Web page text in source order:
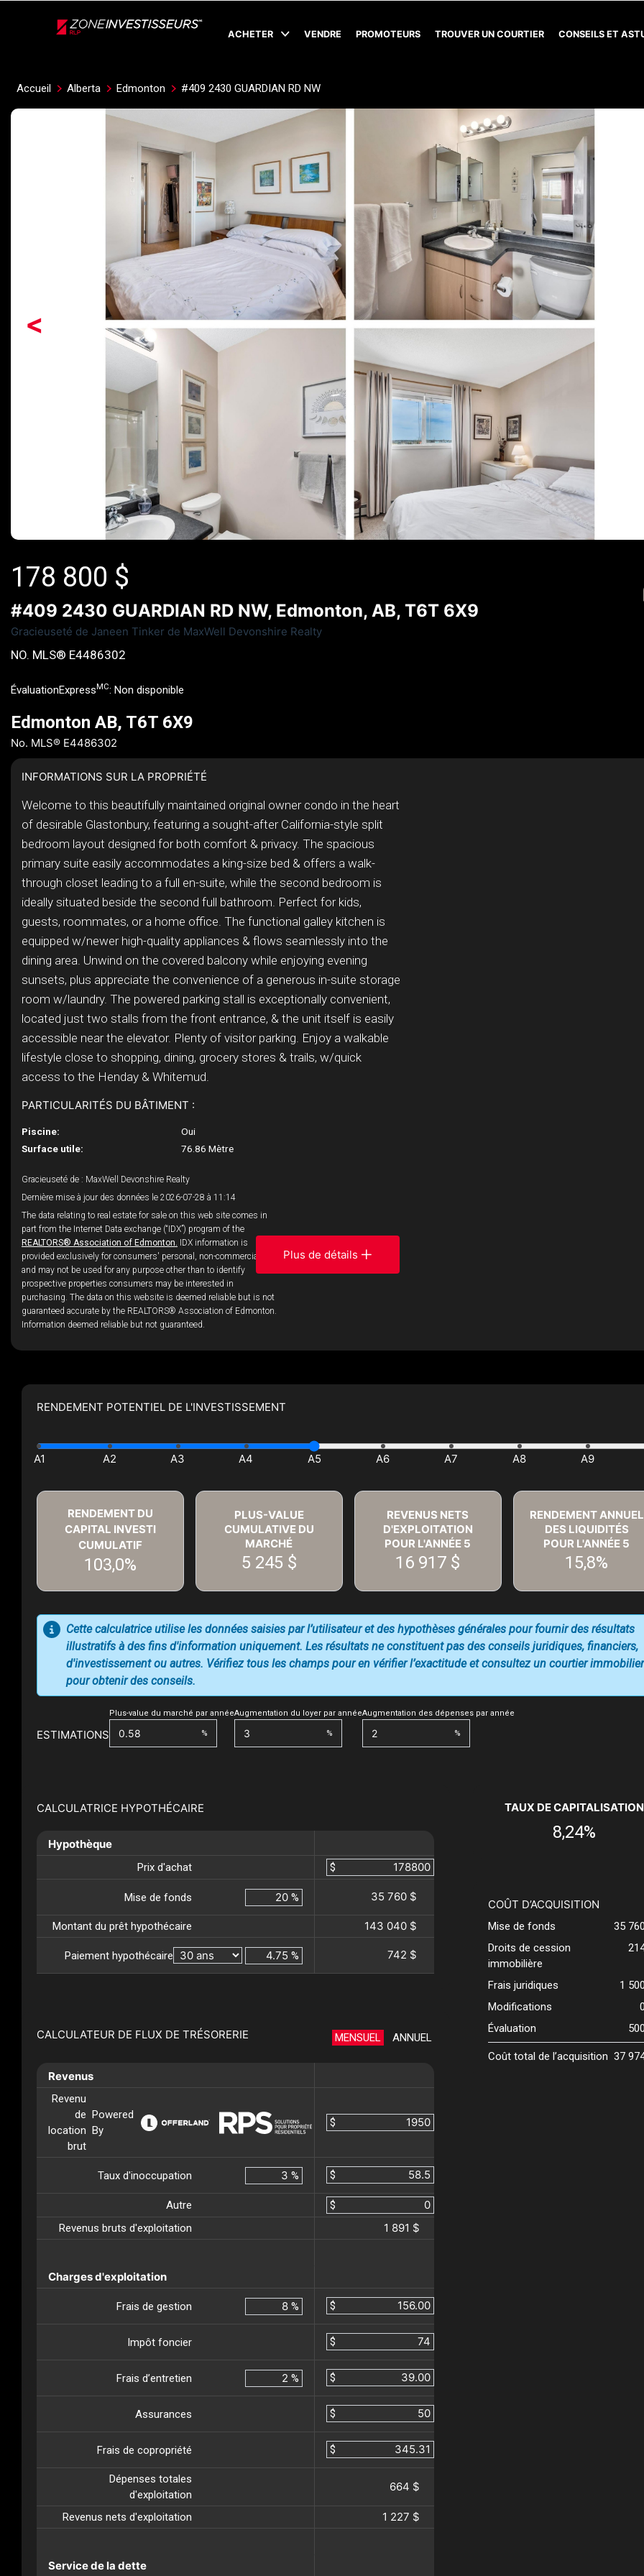
ACHETER VENDRE PROMOTEURS TROUVER UN COURTIER CONSEILS ET
Accueil Alberta Edmonton #409 2430 GUARDIAN RD NW
<
178 800 $
#409 2430 GUARDIAN RD NW, Edmonton, AB, T6T 6X9
Gracieuseté de Janeen Tinker de MaxWell Devonshire Realty
NO. MLS® E4486302
ÉvaluationExpress MC: Non disponible
Edmonton AB, T6T 6X9
No. MLS® E4486302
INFORMATIONS SUR LA PROPRIÉTÉ
Welcome to this beautifully maintained original owner condo in the heart
of desirable Glastonbury, featuring a sought-after California-style split
bedroom layout designed for both comfort & privacy. The spacious
primary suite easily accommodates a king-size bed & offers a walk-
through closet leading to a full en-suite, while the second bedroom is
ideally situated beside the second full bathroom. Perfect for kids,
guests, roommates, or a home office. The functional galley kitchen is
equipped w/newer high-quality appliances & flows seamlessly into the
dining area. Unwind on the covered balcony while enjoying evening
sunsets, plus appreciate the convenience of a generous in-suite storage
room w/laundry. The powered parking stall is exceptionally convenient,
located just two stalls from the front entrance, & the unit itself is easily
accessible near the elevator. Plenty of visitor parking. Enjoy a walkable
lifestyle close to shopping, dining, grocery stores & trails, w/quick
access to the Henday & Whitemud.
PARTICULARITÉS DU BÂTIMENT :
Piscine:
Oui
Surface utile:
76.86 Mètre
Gracieuseté de : MaxWell Devonshire Realty
Dernière mise à jour des données le 2026-07-28 à 11:14
The data relating to real estate for sale on this web site comes in
part from the Internet Data exchange (“IDX”) program of the
REALTORS® Association of Edmonton. IDX information is
provided exclusively for consumers' personal, non-commercial use
and may not be used for any purpose other than to identify
prospective properties consumers may be interested in
purchasing. The data on this website is deemed reliable but is not
guaranteed accurate by the REALTORS® Association of Edmonton.
Information deemed reliable but not guaranteed.
Plus de détails
RENDEMENT POTENTIEL DE L'INVESTISSEMENT
RENDEMENT DU
CAPITAL INVESTI
CUMULATIF
103,0%
PLUS-VALUE
CUMULATIVE DU
MARCHÉ
5 245 $
REVENUS NETS
D'EXPLOITATION
POUR L'ANNÉE 5
16 917 $
RENDEMENT ANNUEL
DES LIQUIDITÉS
POUR L'ANNÉE 5
15,8%
ESTIMATIONS
Plus-value du marché par année
%
Augmentation du loyer par année
%
Augmentation des dépenses par année
%
Cette calculatrice utilise les données saisies par l’utilisateur et des hypothèses générales pour fournir des résultats
illustratifs à des fins d'information uniquement. Les résultats ne constituent pas des conseils juridiques, financiers,
d'investissement ou autres. Vérifiez tous les champs pour en vérifier l’exactitude et consultez un courtier immobilier
pour obtenir des conseils.
CALCULATRICE HYPOTHÉCAIRE
Hypothèque
Prix d'achat $
Mise de fonds % 35 760 $
Montant du prêt hypothécaire 143 040 $
Paiement hypothécaire % 742 $
CALCULATEUR DE FLUX DE TRÉSORERIE MENSUEL ANNUEL
Revenus
Revenu
de
location
brut
Powered
By
$
Taux d'inoccupation % $
Autre
$
Revenus bruts d'exploitation
1 891 $
Charges d'exploitation
Frais de gestion % $
Impôt foncier $
Frais d’entretien % $
Assurances $
Frais de copropriété $
Dépenses totales
d'exploitation
664 $
Revenus nets d'exploitation 1 227 $
Service de la dette
TAUX DE CAPITALISATION
8,24%
COÛT D’ACQUISITION
Mise de fonds
35
Droits de cession
immobilière
Frais juridiques
1
Modifications
Évaluation
Coût total de l’acquisition 37